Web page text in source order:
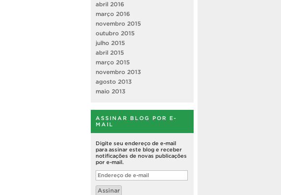
abril 2016
março 2016
novembro 2015
outubro 2015
julho 2015
abril 2015
março 2015
novembro 2013
agosto 2013
maio 2013
ASSINAR BLOG POR E-
MAIL
Digite seu endereço de e-mail
para assinar este blog e receber
notificações de novas publicações
por e-mail.
Endereço
de
e-
mail
Assinar